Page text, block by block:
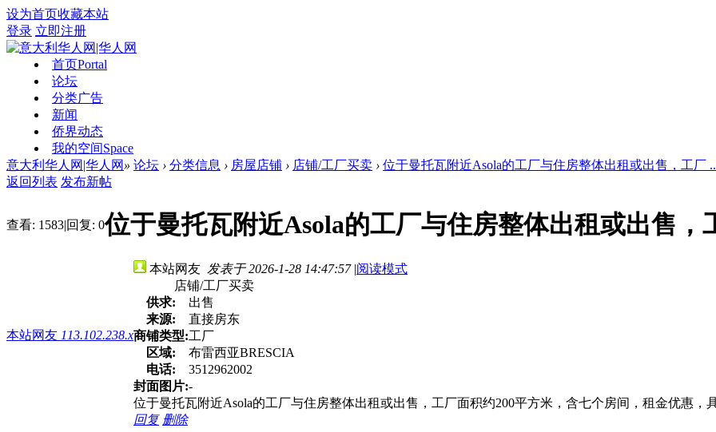
设为首页收藏本站
登录 立即注册
首页Portal
论坛
分类广告
新闻
侨界动态
我的空间Space
意大利华人网|华人网 » 论坛 › 分类信息 › 房屋店铺 › 店铺/工厂买卖 › 位于曼托瓦附近Asola的工厂与住房整体出租或出售，工厂
返回列表 发布新帖
查看: 1583|回复: 0位于曼托瓦附近Asola的工厂与住房整体出租或出售，
本站网友 113.102.238.x
本站网友 发表于 2026-1-28 14:47:57 |阅读模式
店铺/工厂买卖
供求:
出售
来源:
直接房东
商铺类型:工厂
区域:
布雷西亚BRESCIA
电话:
3512962002
封面图片:-
位于曼托瓦附近Asola的工厂与住房整体出租或出售，工厂面积约200平方米，含七个房间，租金优惠，
回复 删除